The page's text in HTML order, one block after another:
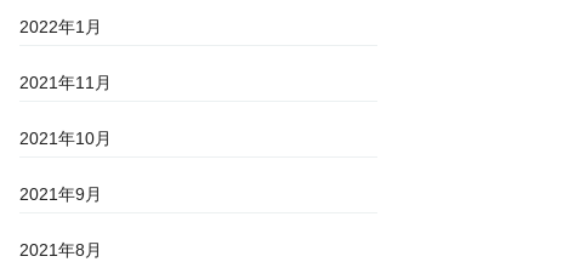
2022年1月
2021年11月
2021年10月
2021年9月
2021年8月